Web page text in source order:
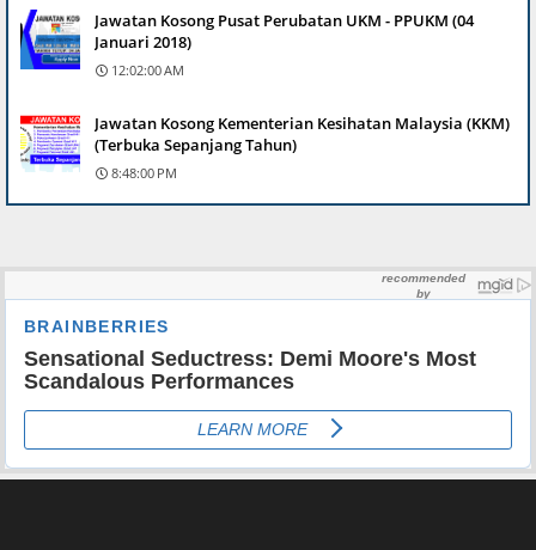
Jawatan Kosong Pusat Perubatan UKM - PPUKM (04
Januari 2018)
12:02:00 AM
Jawatan Kosong Kementerian Kesihatan Malaysia (KKM)
(Terbuka Sepanjang Tahun)
8:48:00 PM